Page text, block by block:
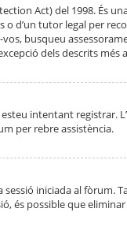
Act) del 1998. És
d’un tutor legal per
busqueu
dels descrits més
intentant
per rebre assistència.
iniciada al fòrum.
és possible que